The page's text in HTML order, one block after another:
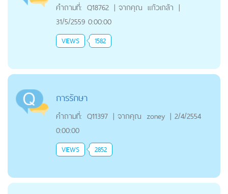
คำถามที่: Q18762 | จากคุณ แก้วเกล้า |
31/5/2559 0:00:00
VIEWS 1582
การรักษา
คำถามที่: Q11397 | จากคุณ zoney | 2/4/2554
0:00:00
VIEWS 2852